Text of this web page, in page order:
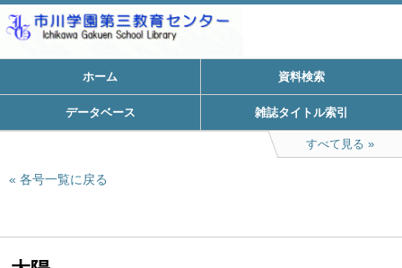
ホーム 資料検索
データベース 雑誌タイトル索引
すべて見る
各号一覧に戻る